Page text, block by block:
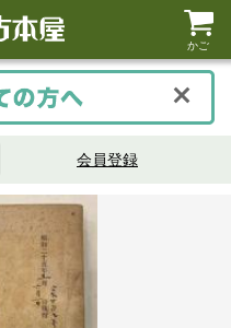
かご
会員登録